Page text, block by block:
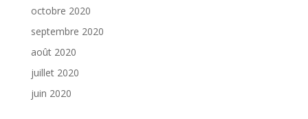
octobre 2020
septembre 2020
août 2020
juillet 2020
juin 2020